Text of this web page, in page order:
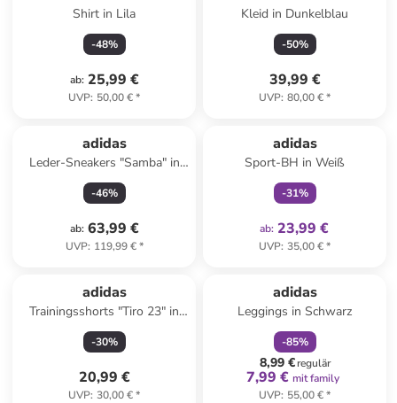
Shirt in Lila
-48%
ab: 25,99 €
UVP: 50,00 €*
Kleid in Dunkelblau
-50%
39,99 €
UVP: 80,00 €*
adidas
Leder-Sneakers "Samba" in
Türkis
-46%
ab: 63,99 €
UVP: 119,99 €*
adidas
Sport-BH in Weiß
-31%
ab: 23,99 €
UVP: 35,00 €*
adidas
Trainingsshorts "Tiro 23" in
Schwarz
-30%
20,99 €
UVP: 30,00 €*
adidas
Leggings in Schwarz
-85%
8,99 €regulär
7,99 € mit family
UVP: 55,00 €*